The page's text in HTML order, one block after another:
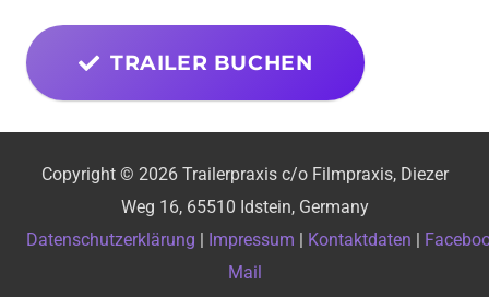
TRAILER BUCHEN
Copyright © 2026 Trailerpraxis c/o Filmpraxis, Diezer
Weg 16, 65510 Idstein, Germany
Datenschutzerklärung | Impressum | Kontaktdaten |
Mail